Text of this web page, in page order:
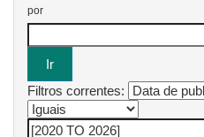
por
Filtros correntes: